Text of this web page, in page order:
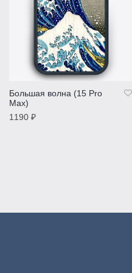
Большая волна (15 Pro
Max)
1190 ₽